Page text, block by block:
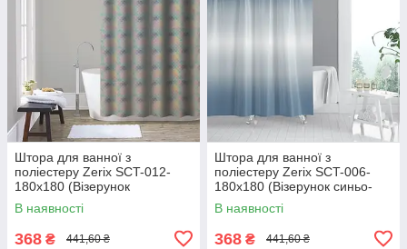
Штора для ванної з
поліестеру Zerix SCT-012-
180x180 (Візерунок
"Райдуга") (ZX4981)
В наявності
368 ₴ 441,60 ₴
Штора для ванної з
поліестеру Zerix SCT-006-
180x180 (Візерунок синьо-
білий) (ZX4990)
В наявності
368 ₴ 441,60 ₴